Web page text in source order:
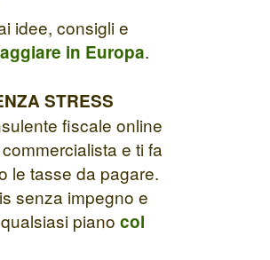
idee, consigli e
in Europa.
STRESS
fiscale online
e ti fa
le tasse da pagare.
senza impegno e
piano col